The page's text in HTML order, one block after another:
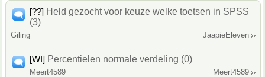
[??] Held gezocht voor keuze welke toetsen in SPSS
(3)
Giling JaapieEleven
[WI] Percentielen normale verdeling (0)
Meert4589 Meert4589